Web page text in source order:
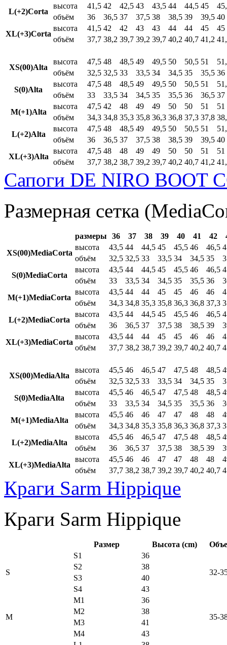
L(+2)Corta
высота 41,5 42 42,5 43 43,5 44 44,5 45
объём
36 36,5 37 37,5 38 38,5 39 39,5 40
XL(+3)Corta
высота 41,5 42 42 43 43 44 44 45
45
объём
37,7 38,2 39,7 39,2 39,7 40,2 40,7 41,2
XS(00)Alta
высота 47,5 48 48,5 49 49,5 50 50,5 51
объём
32,5 32,5 33 33,5 34 34,5 35 35,5 36
S(0)Alta
высота 47,5 48 48,5 49 49,5 50 50,5 51
объём
33 33,5 34 34,5 35 35,5 36 36,5 37
M(+1)Alta
высота 47,5 42 48 49 49 50 50 51
51
объём
34,3 34,8 35,3 35,8 36,3 36,8 37,3 37,8
L(+2)Alta
высота 47,5 48 48,5 49 49,5 50 50,5 51
объём
36 36,5 37 37,5 38 38,5 39 39,5 40
XL(+3)Alta
высота 47,5 48 48 49 49 50 50 51
51
объём
37,7 38,2 38,7 39,2 39,7 40,2 40,7 41,2
Сапоги DE NIRO BOOT
Размерная сетка
размеры 36 37 38 39 40 41 42
XS(00)MediaCorta
высота 43,5 44 44,5 45 45,5 46 46,5
объём
32,5 32,5 33 33,5 34 34,5 35
S(0)MediaCorta
высота 43,5 44 44,5 45 45,5 46 46,5
объём
33 33,5 34 34,5 35 35,5 36
M(+1)MediaCorta
высота 43,5 44 44 45 45 46 46
объём
34,3 34,8 35,3 35,8 36,3 36,8 37,3
L(+2)MediaCorta
высота 43,5 44 44,5 45 45,5 46 46,5
объём
36 36,5 37 37,5 38 38,5 39
XL(+3)MediaCorta
высота 43,5 44 44 45 45 46 46
объём
37,7 38,2 38,7 39,2 39,7 40,2 40,7
XS(00)MediaAlta
высота 45,5 46 46,5 47 47,5 48 48,5
объём
32,5 32,5 33 33,5 34 34,5 35
S(0)MediaAlta
высота 45,5 46 46,5 47 47,5 48 48,5
объём
33 33,5 34 34,5 35 35,5 36
M(+1)MediaAlta
высота 45,5 46 46 47 47 48 48
объём
34,3 34,8 35,3 35,8 36,3 36,8 37,3
L(+2)MediaAlta
высота 45,5 46 46,5 47 47,5 48 48,5
объём
36 36,5 37 37,5 38 38,5 39
XL(+3)MediaAlta
высота 45,5 46 46 47 47 48 48
объём
37,7 38,2 38,7 39,2 39,7 40,2 40,7
Краги Sarm Hippique
Краги Sarm Hippique
Размер Высота (cm)
S
S1
36
32-
S2
38
S3
40
S4
43
M
M1
36
35-
M2
38
M3
41
M4
43